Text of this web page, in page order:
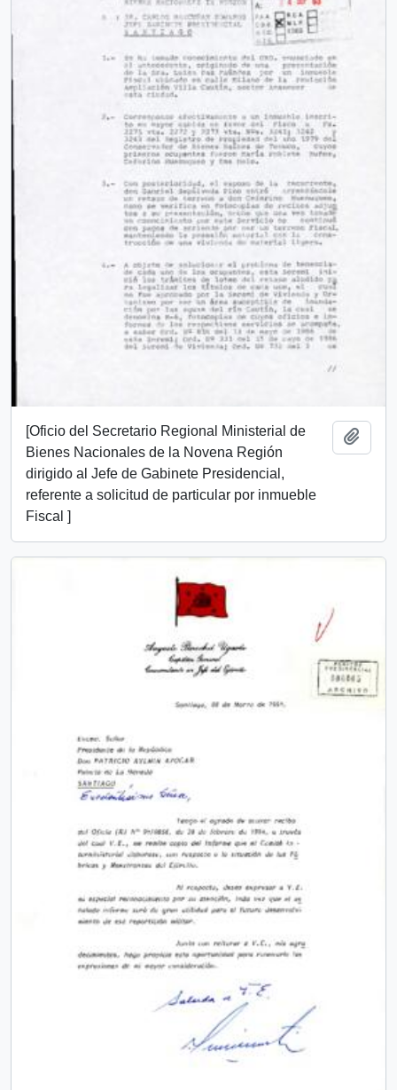
[Oficio del Secretario Regional Ministerial de
Bienes Nacionales de la Novena Región
dirigido al Jefe de Gabinete Presidencial,
referente a solicitud de particular por inmueble
Fiscal ]